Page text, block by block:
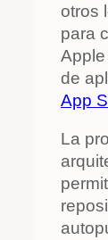
otros
para
de
App
La